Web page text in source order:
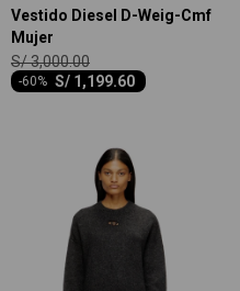
Vestido Diesel D-Weig-Cmf
Mujer
S/ 1,199.60
-60
S/3,000.00